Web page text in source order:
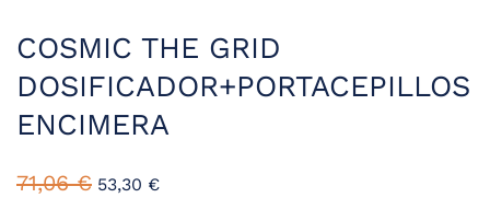
COSMIC THE GRID
DOSIFICADOR+PORTACEPILLOS
ENCIMERA
71,06€ 53,30 €